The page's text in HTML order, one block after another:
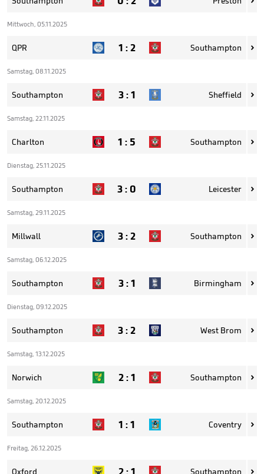
Mittwoch, 05.11.2025
QPR 1 :2 Southampton 
Samstag, 08.11.2025
Southampton 3:1 Sheffield 
Samstag, 22.11.2025
Charlton 1 : 5 Southampton 
Dienstag, 25.11.2025
Southampton 3: 0 Leicester 
Samstag, 29.11.2025
Millwall 3:2 Southampton 
Samstag, 06.12.2025
Southampton 3:1 Birmingham 
Dienstag, 09.12.2025
Southampton 3:2 West Brom 
Samstag, 13.12.2025
Norwich 2:1 Southampton 
Samstag, 20.12.2025
Southampton 1 :1 Coventry 
Freitag, 26.12.2025
Oxford Southampton 